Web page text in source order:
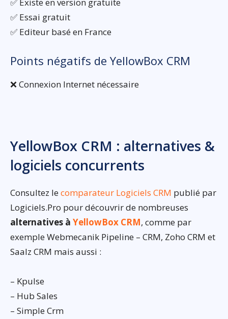
✅ Existe en version gratuite
✅ Essai gratuit
✅ Editeur basé en France
Points négatifs de YellowBox CRM
❌ Connexion Internet nécessaire
YellowBox CRM : alternatives &
logiciels concurrents
Consultez lecomparateur Logiciels CRM publié par
Logiciels.Pro pour découvrir de nombreuses
alternatives à YellowBox CRM, comme par
exemple Webmecanik Pipeline – CRM, Zoho CRM et
Saalz CRM mais aussi :
– Kpulse
– Hub Sales
– Simple Crm